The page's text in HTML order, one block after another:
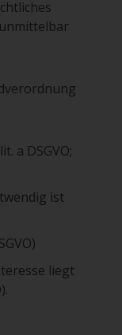
a DSGVO;
ist
liegt